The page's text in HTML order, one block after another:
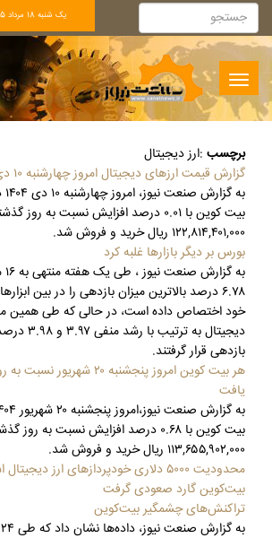
يک شنبه 18 مرداد 1405
Toggle
navigation
برچسب :ارز دیجیتال
گزارش قیمت ارزهای دیجیتال امروز چهارشنبه ۱۰ دی ۱۴۰۴
بیت کوین با ۰.۰۱ درصد افزایش نسبت به روز
۱۲۲,۸۱۴,۴۰۱,۰۰۰ ریال خرید و فروش شد.
بورس بر دیگر بازارها غلبه کرد
۶.۷۸ درصد بالاترین میزان بازدهی را در بین
خود اختصاص داده است، در حالی که طی همین
دیجیتال به
بازدهی قرار گرفتند.
هر بیت کوین امروز پنجشنبه ۲۰
یافت
بیت کوین با ۰.۶۸ درصد افزایش نسبت به روز
۱۱۳,۶۵۵,۹۰۲,۰۰۰ ریال خرید و فروش شد.
محدودیت ۵۰۰۰ دلاری خودپردازهای ارز دیجیتال استرالیا
بیت‌کوین گارد صعودی گرفت
تراکنش‌های چشمگیر بیت‌کوین